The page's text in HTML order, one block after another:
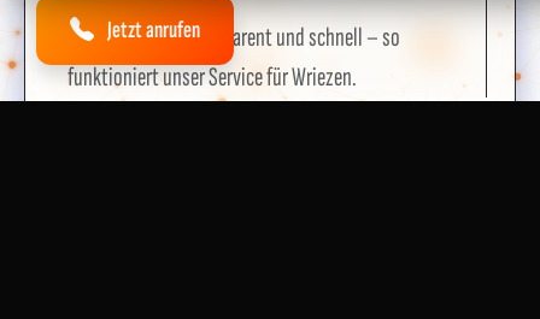
Jetzt anrufen
Unkompliziert, transparent und schnell – so
funktioniert unser Service für Wriezen.